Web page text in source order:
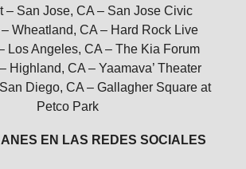
– San Jose, CA – San Jose Civic
Wheatland, CA – Hard Rock Live
Los Angeles, CA – The Kia Forum
Highland, CA – Yaamava’ Theater
Diego, CA – Gallagher Square at
Petco Park
EN LAS REDES SOCIALES